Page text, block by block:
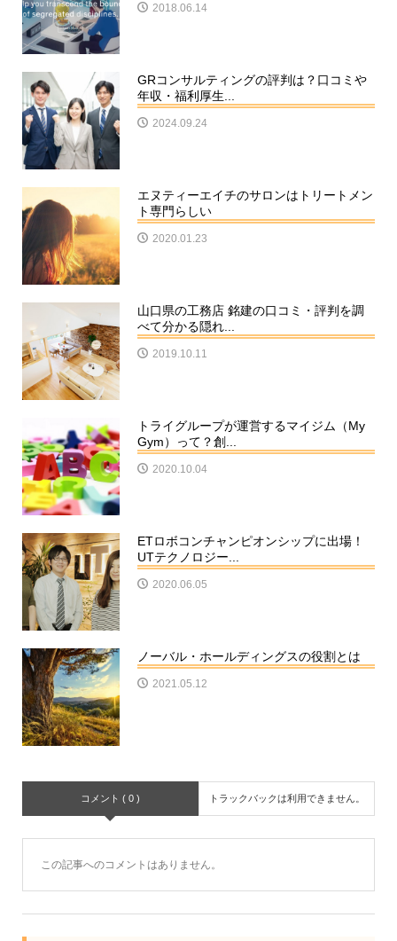
2018.06.14
GRコンサルティングの評判は？口コミや
年収・福利厚生...
2024.09.24
エヌティーエイチのサロンはトリートメン
ト専門らしい
2020.01.23
山口県の工務店 銘建の口コミ・評判を調
べて分かる隠れ...
2019.10.11
トライグループが運営するマイジム（My
Gym）って？創...
2020.10.04
ETロボコンチャンピオンシップに出場！
UTテクノロジー...
2020.06.05
ノーバル・ホールディングスの役割とは
2021.05.12
コメント ( 0 ) トラックバックは利用できません。
この記事へのコメントはありません。